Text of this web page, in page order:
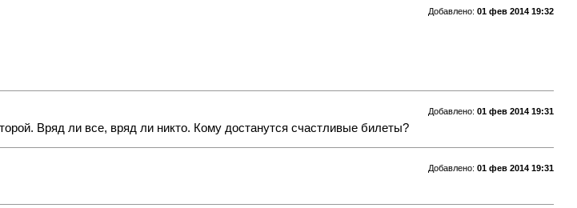
Добавлено: 01 фев 2014 19:32
Добавлено: 01 фев 2014 19:31
Вряд ли все, вряд ли никто. Кому достанутся счастливые билеты?
Добавлено: 01 фев 2014 19:31